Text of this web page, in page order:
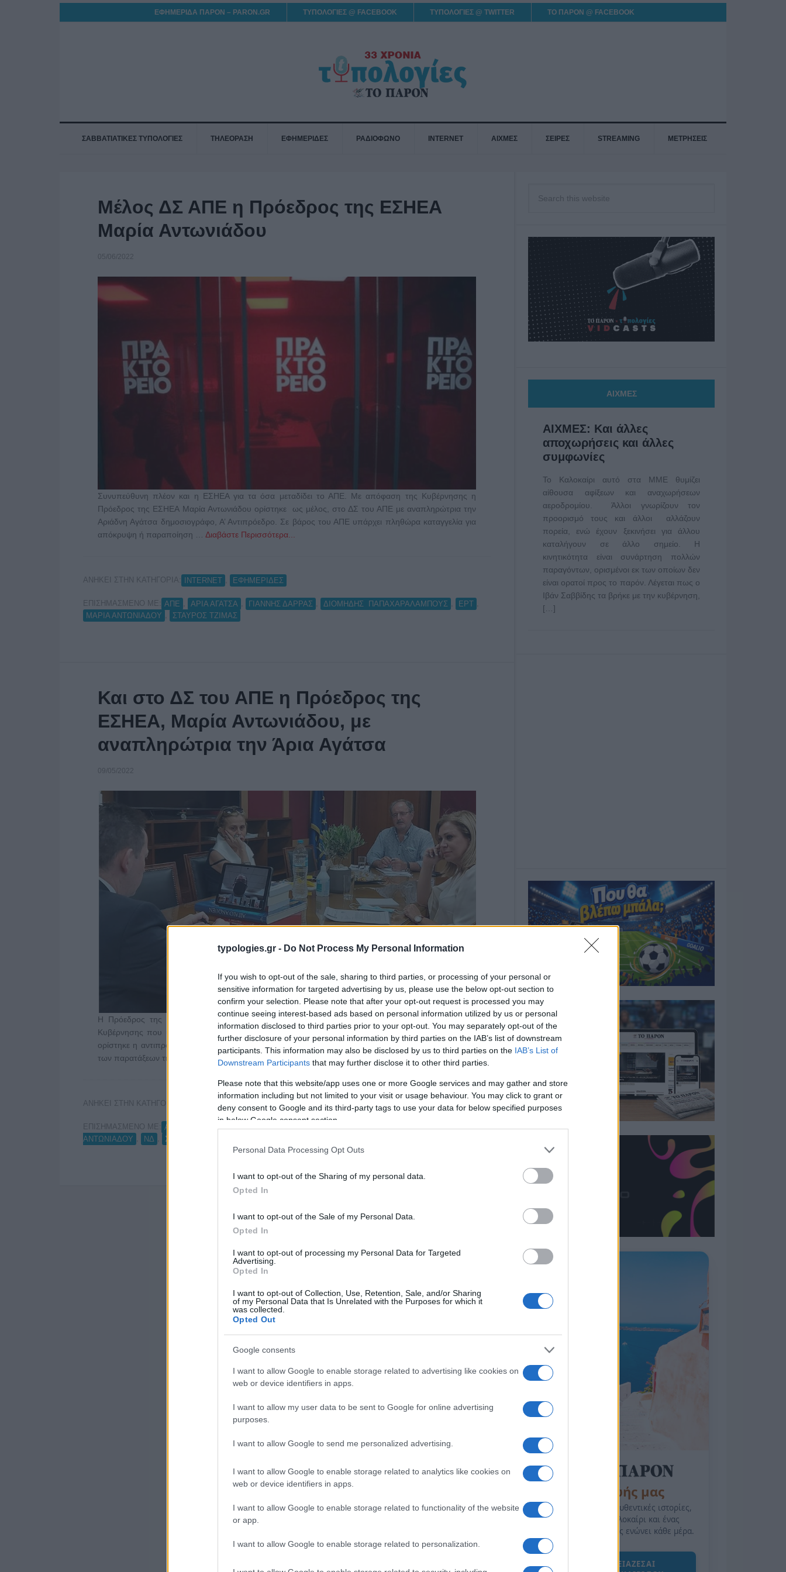
typologies.gr - Do Not Process My Personal Information
If you wish to opt-out of the sale, sharing to third parties, or processing of your personal or
sensitive information for targeted advertising by us, please use the below opt-out section to
confirm your selection. Please note that after your opt-out request is processed you may
continue seeing interest-based ads based on personal information utilized by us or personal
information disclosed to third parties prior to your opt-out. You may separately opt-out of the
further disclosure of your personal information by third parties on the IAB’s list of downstream
participants. This information may also be disclosed by us to third parties on the IAB’s List of
Downstream Participants that may further disclose it to other third parties.
Please note that this website/app uses one or more Google services and may gather and store
information including but not limited to your visit or usage behaviour. You may click to grant or
deny consent to Google and its third-party tags to use your data for below specified purposes
in below Google consent section.
Personal Data Processing Opt Outs
I want to opt-out of the Sharing of my personal data.
Opted In
I want to opt-out of the Sale of my Personal Data.
Opted In
I want to opt-out of processing my Personal Data for Targeted
Advertising.
Opted In
I want to opt-out of Collection, Use, Retention, Sale, and/or Sharing
of my Personal Data that Is Unrelated with the Purposes for which it
was collected.
Opted Out
Google consents
I want to allow Google to enable storage related to advertising like cookies on
web or device identifiers in apps.
I want to allow my user data to be sent to Google for online advertising
purposes.
I want to allow Google to send me personalized advertising.
I want to allow Google to enable storage related to analytics like cookies on
web or device identifiers in apps.
I want to allow Google to enable storage related to functionality of the website
or app.
I want to allow Google to enable storage related to personalization.
ΕΦΗΜΕΡΙΔΑ ΠΑΡΟΝ – PARON.GR ΤΥΠΟΛΟΓΙΕΣ @ FACEBOOK ΤΥΠΟΛΟΓΙΕΣ @ TWITTER ΤΟ ΠΑΡΟΝ @ FACEBOOK
ΣΑΒΒΑΤΙΑΤΙΚΕΣ ΤΥΠΟΛΟΓΙΕΣ ΤΗΛΕΟΡΑΣΗ ΕΦΗΜΕΡΙΔΕΣ ΡΑΔΙΟΦΩΝΟ INTERNET ΑΙΧΜΕΣ ΣΕΙΡΕΣ STREAMING ΜΕΤΡΗΣΕΙΣ
Μέλος ΔΣ ΑΠΕ η Πρόεδρος της ΕΣΗΕΑ
Μαρία Αντωνιάδου
05/06/2022
Συνυπεύθυνη πλέον και η ΕΣΗΕΑ για τα όσα μεταδίδει το ΑΠΕ. Με απόφαση της Κυβέρνησης η
Πρόεδρος της ΕΣΗΕΑ Μαρία Αντωνιάδου ορίστηκε ως μέλος, στο ΔΣ του ΑΠΕ με αναπληρώτρια την
Αριάδνη Αγάτσα δημοσιογράφο, Α’ Αντιπρόεδρο. Σε βάρος του ΑΠΕ υπάρχει πληθώρα καταγγελία για
απόκρυψη ή παραποίηση … Διαβάστε Περισσότερα...
ΑΝΗΚΕΙ ΣΤΗΝ ΚΑΤΗΓΟΡΙΑ: INTERNET ΕΦΗΜΕΡΙΔΕΣ
ΕΠΙΣΗΜΑΣΜΕΝΟ ΜΕ: ΑΠΕ ΑΡΙΑ ΑΓΑΤΣΑ ΓΙΑΝΝΗΣ ΔΑΡΡΑΣ ΔΙΟΜΗΔΗΣ ΠΑΠΑΧΑΡΑΛΆΜΠΟΥΣ ΕΡΤ
ΜΑΡΙΑ ΑΝΤΩΝΙΑΔΟΥ
ΣΤΑΥΡΟΣ ΤΖΙΜΑΣ
Και στο ΔΣ του ΑΠΕ η Πρόεδρος της
ΕΣΗΕΑ, Μαρία Αντωνιάδου, με
αναπληρώτρια την Άρια Αγάτσα
09/05/2022
Η Πρόεδρος της ΕΣΗΕΑ Μαρία Αντωνιάδου διορίστηκε μέλος του ΔΣ του ΑΠΕ με απόφαση της
Κυβέρνησης που υπογράφουν ο Ιωάννης Οικονόμου και ο Χρήστος Σταϊκούρας Αναπληρώτρια της
ορίστηκε η αντιπρόεδρος της ΕΣΗΕΑ, Άρια Αγάτσα. Το ΔΣ της ΕΣΗΕΑ ελέγχεται από την πλειοψηφία
των παρατάξεων της ΝΔ, όπως …
Διαβάστε Περισσότερα...
ΑΝΗΚΕΙ ΣΤΗΝ ΚΑΤΗΓΟΡΙΑ: INTERNET
ΕΠΙΣΗΜΑΣΜΕΝΟ ΜΕ: ΑΠΕ ΑΡΙΑ ΑΓΑΤΣΑ ΔΙΟΜΗΔΗΣ ΠΑΠΑΧΑΡΑΛΆΜΠΟΥΣ ΕΣΗΕΑ
ΜΑΡΙΑ
ΑΝΤΩΝΙΑΔΟΥ
ΝΔ ΣΤΑΥΡΟΣ ΚΑΠΑΚΟΣ
ΑΙΧΜΕΣ
ΑΙΧΜΕΣ: Και άλλες
αποχωρήσεις και άλλες
συμφωνίες
Το Καλοκαίρι αυτό στα ΜΜΕ θυμίζει
αίθουσα αφίξεων και αναχωρήσεων
αεροδρομίου. Άλλοι γνωρίζουν τον
προορισμό τους και άλλοι αλλάζουν
πορεία, ενώ έχουν ξεκινήσει για άλλου
καταλήγουν σε άλλο σημείο. Η
κινητικότητα είναι συνάρτηση πολλών
παραγόντων, ορισμένοι εκ των οποίων δεν
είναι ορατοί προς το παρόν. Λέγεται πως ο
Ιβάν Σαββίδης τα βρήκε με την κυβέρνηση,
[…]
της Ζωής μας
Οι άνθρωποι, οι αυθεντικές ιστορίες,
το ελληνικό καλοκαίρι και ένας
πολιτισμός που μας ενώνει κάθε μέρα.
ΟΣΑ ΧΡΕΙΑΖΕΣΑΙ